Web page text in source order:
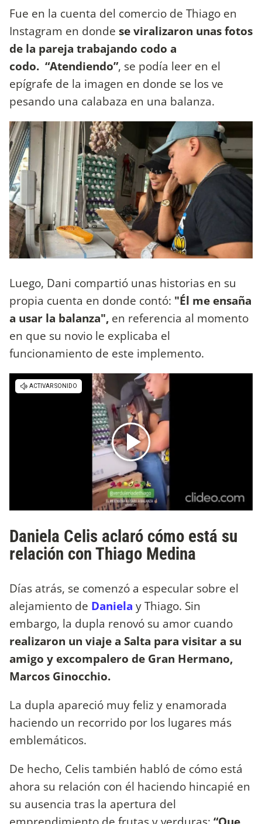
Fue en la cuenta del comercio de Thiago en
Instagram en donde se viralizaron unas fotos
de la pareja trabajando codo a
codo. “Atendiendo”, se podía leer en el
epígrafe de la imagen en donde se los ve
pesando una calabaza en una balanza.
Luego, Dani compartió unas historias en su
propia cuenta en donde contó: "Él me ensaña
a usar la balanza", en referencia al momento
en que su novio le explicaba el
funcionamiento de este implemento.
Daniela Celis aclaró cómo está su
relación con Thiago Medina
Días atrás, se comenzó a especular sobre el
alejamiento de Daniela y Thiago. Sin
embargo, la dupla renovó su amor cuando
realizaron un viaje a Salta para visitar a su
amigo y excompalero de Gran Hermano,
Marcos Ginocchio.
La dupla apareció muy feliz y enamorada
haciendo un recorrido por los lugares más
emblemáticos.
De hecho, Celis también habló de cómo está
ahora su relación con él haciendo hincapié en
su ausencia tras la apertura del